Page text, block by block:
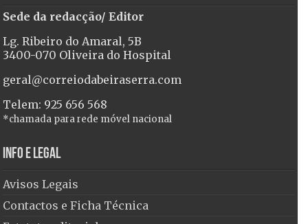
Sede da redacção/ Editor
Lg. Ribeiro do Amaral, 5B
3400-070 Oliveira do Hospital
geral@correiodabeiraserra.com
Telem: 925 656 568
*chamada para rede móvel nacional
Info e Legal
Avisos Legais
Contactos e Ficha Técnica